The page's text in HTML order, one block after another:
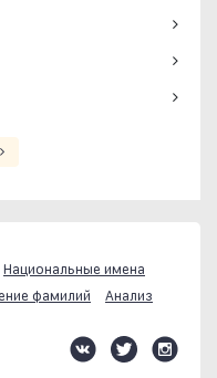
Национальные имена
фамилий
Анализ